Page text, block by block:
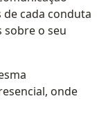
cada conduta
sobre o seu
onde